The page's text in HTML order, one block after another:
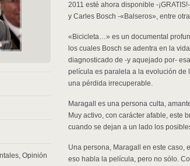
, Opinión
2011 esté ahora disponible -
y Carles Bosch -«Balseros», entre
«Bicicleta…» es un documental
los cuales Bosch se adentra en la
diagnosticado de -y aquejado por-
película es paralela a la evolución de
una pérdida irrecuperable.
Maragall es una persona culta,
Muy activo, con carácter afable, este
cuando se dejan a un lado los
Una persona, Maragall en este caso,
eso habla la película, pero no sólo.